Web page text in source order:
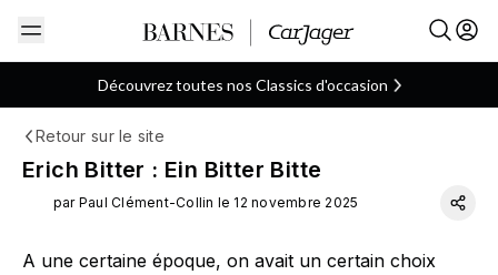
Découvrez toutes nos Classics d'occasion
ARTICLE Allemande
Retour sur le site
Erich Bitter : Ein Bitter Bitte
par Paul Clément-Collin le 12 novembre 2025
A une certaine époque, on avait un certain choix